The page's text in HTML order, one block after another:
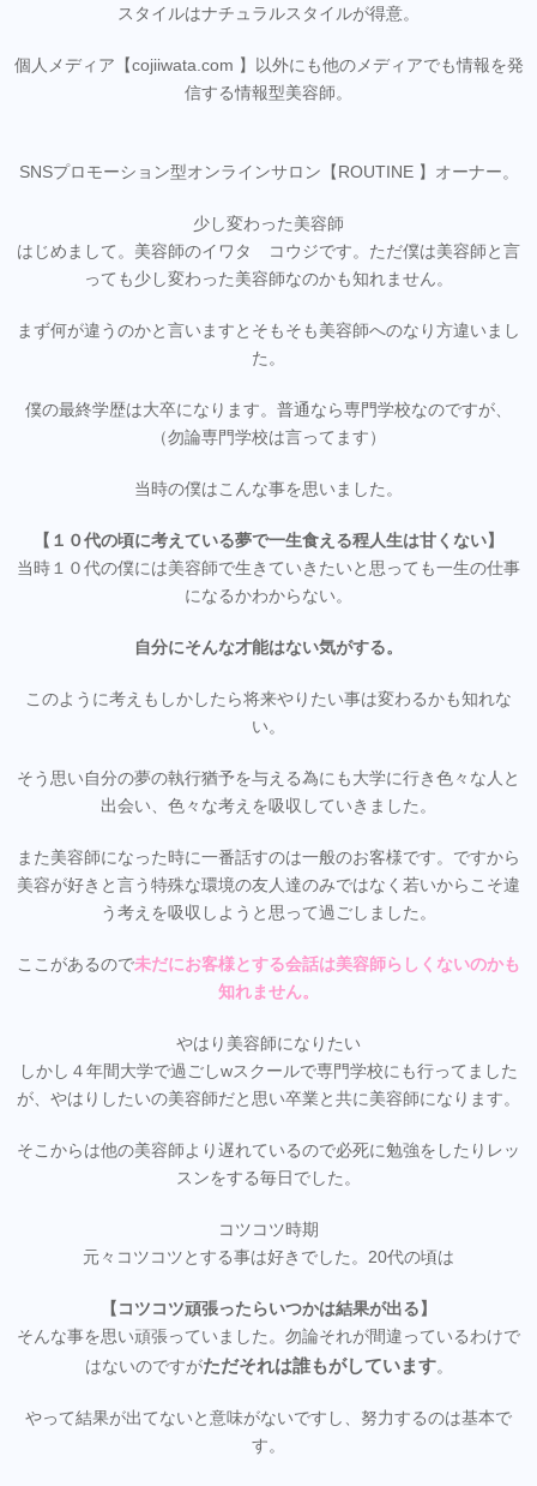
スタイルはナチュラルスタイルが得意。
個人メディア【cojiiwata.com 】以外にも他のメディアでも情報を発
信する情報型美容師。
SNSプロモーション型オンラインサロン【ROUTINE 】オーナー。
少し変わった美容師
はじめまして。美容師のイワタ コウジです。ただ僕は美容師と言
っても少し変わった美容師なのかも知れません。
まず何が違うのかと言いますとそもそも美容師へのなり方違いまし
た。
僕の最終学歴は大卒になります。普通なら専門学校なのですが、
（勿論専門学校は言ってます）
当時の僕はこんな事を思いました。
【１０代の頃に考えている夢で一生食える程人生は甘くない】
当時１０代の僕には美容師で生きていきたいと思っても一生の仕事
になるかわからない。
自分にそんな才能はない気がする。
このように考えもしかしたら将来やりたい事は変わるかも知れな
い。
そう思い自分の夢の執行猶予を与える為にも大学に行き色々な人と
出会い、色々な考えを吸収していきました。
また美容師になった時に一番話すのは一般のお客様です。ですから
美容が好きと言う特殊な環境の友人達のみではなく若いからこそ違
う考えを吸収しようと思って過ごしました。
ここがあるので未だにお客様とする会話は美容師らしくないのかも
知れません。
やはり美容師になりたい
しかし４年間大学で過ごしwスクールで専門学校にも行ってました
が、やはりしたいの美容師だと思い卒業と共に美容師になります。
そこからは他の美容師より遅れているので必死に勉強をしたりレッ
スンをする毎日でした。
コツコツ時期
元々コツコツとする事は好きでした。20代の頃は
【コツコツ頑張ったらいつかは結果が出る】
そんな事を思い頑張っていました。勿論それが間違っているわけで
はないのですがただそれは誰もがしています。
やって結果が出てないと意味がないですし、努力するのは基本で
す。